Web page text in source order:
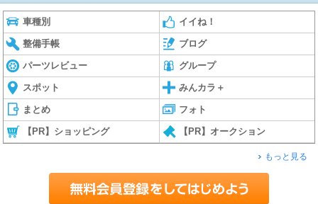
車種別 イイね！
整備手帳 ブログ
パーツレビュー グループ
スポット みんカラ＋
まとめ フォト
【PR】ショッピング 【PR】オークション
もっと見る